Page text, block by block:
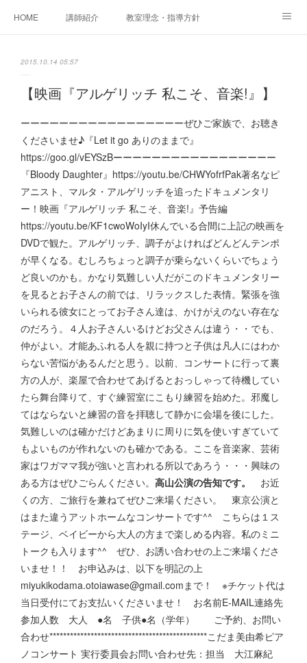
HOME 講師紹介 教室理念・指導方針
演奏スケジュール
2015.10.14 05:57
【映画『アルゲリッチ 私こそ、音楽!』】
ーーーーーーーーーーーーーーーーーぜひご家族で、お聴き
くださいませ♪『Let it go ありのままで』
https://goo.gl/vEYSzBーーーーーーーーーーーーーーーーー
『Bloody Daughter』https://youtu.be/CHWYofrfPak著名なピ
アニスト、マルタ・アルゲリッチを追ったドキュメンタリ
ー！映画『アルゲリッチ 私こそ、音楽!』予告編
https://youtu.be/KF1cwoWoIyI休んでいる合間に上記の映画を
DVDで観た。アルゲリッチ、調子がよければどんどんテンポ
が早くなる。むしろちょっと調子が乗らないくらいでちょう
ど良いのかも。かなり気難しい人だがこのドキュメンタリー
を見るとお子さんの前では、リラックスした表情。緊張を強
いられる彼女にとってお子さん達は、かけがえのない存在な
のだろう。４人お子さんいるけどお父さんは違う・・でも、
仲がよい。才能あふれる人を親に持つと子供は凡人にはわか
らない苦悩があるんだと思う。以前、コンサートに行って裏
方の人が、楽屋で合わせてあげるとおっしゃって待機してい
たら舞台降りて、すぐ練習室にこもり練習を始めた。邪魔し
てはならないと練習の音を拝聴して静かに会場を後にした。
気難しいのは確かだけどあまりに周りに気を使いすぎていて
もよいものが作れないのも確かである。ここを音楽家、芸術
家はワガママ我が強いと言われる所以であろう・・・興味の
ある方はぜひごらんください。 高山公演の告知です。
お近
くの方、ご旅行を兼ねてぜひご来場ください。 東京公演と
はまた違うアットホームなコンサートです^^ こちらは１ス
テージ、ベイビーから大人の方まで楽しめる内容。私のミニ
トークも入ります^^ ぜひ、お誘い合わせの上ご来場くださ
いませ！！ お申込みは、以下を明記の上
miyukikodama.otoiawase@gmail.comまで！ ※チケット代は
当日受付にてお支払いくださいませ！ お名前E-MAIL連絡先
参加人数 大人 ●名 子供●名（学年） ご予約、お問い
合わせ**********************************************こだま美由希ピア
ノコンサート 実行委員会お問い合わせ先：担当 大江麻紀